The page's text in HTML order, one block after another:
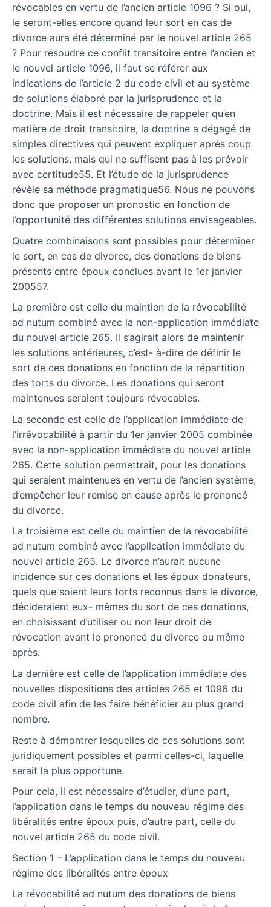
révocables en vertu de l’ancien article 1096 ? Si oui,
le seront-elles encore quand leur sort en cas de
divorce aura été déterminé par le nouvel article 265
? Pour résoudre ce conflit transitoire entre l’ancien et
le nouvel article 1096, il faut se référer aux
indications de l’article 2 du code civil et au système
de solutions élaboré par la jurisprudence et la
doctrine. Mais il est nécessaire de rappeler qu’en
matière de droit transitoire, la doctrine a dégagé de
simples directives qui peuvent expliquer après coup
les solutions, mais qui ne suffisent pas à les prévoir
avec certitude55. Et l’étude de la jurisprudence
révèle sa méthode pragmatique56. Nous ne pouvons
donc que proposer un pronostic en fonction de
l’opportunité des différentes solutions envisageables.
Quatre combinaisons sont possibles pour déterminer
le sort, en cas de divorce, des donations de biens
présents entre époux conclues avant le 1er janvier
200557.
La première est celle du maintien de la révocabilité
ad nutum combiné avec la non-application immédiate
du nouvel article 265. Il s’agirait alors de maintenir
les solutions antérieures, c’est- à-dire de définir le
sort de ces donations en fonction de la répartition
des torts du divorce. Les donations qui seront
maintenues seraient toujours révocables.
La seconde est celle de l’application immédiate de
l’irrévocabilité à partir du 1er janvier 2005 combinée
avec la non-application immédiate du nouvel article
265. Cette solution permettrait, pour les donations
qui seraient maintenues en vertu de l’ancien système,
d’empêcher leur remise en cause après le prononcé
du divorce.
La troisième est celle du maintien de la révocabilité
ad nutum combiné avec l’application immédiate du
nouvel article 265. Le divorce n’aurait aucune
incidence sur ces donations et les époux donateurs,
quels que soient leurs torts reconnus dans le divorce,
décideraient eux- mêmes du sort de ces donations,
en choisissant d’utiliser ou non leur droit de
révocation avant le prononcé du divorce ou même
après.
La dernière est celle de l’application immédiate des
nouvelles dispositions des articles 265 et 1096 du
code civil afin de les faire bénéficier au plus grand
nombre.
Reste à démontrer lesquelles de ces solutions sont
juridiquement possibles et parmi celles-ci, laquelle
serait la plus opportune.
Pour cela, il est nécessaire d’étudier, d’une part,
l’application dans le temps du nouveau régime des
libéralités entre époux puis, d’autre part, celle du
nouvel article 265 du code civil.
Section 1 – L’application dans le temps du nouveau
régime des libéralités entre époux
La révocabilité ad nutum des donations de biens